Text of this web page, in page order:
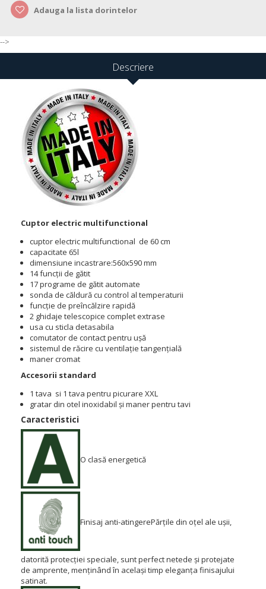
Adauga la lista dorintelor
-->
Descriere
Cuptor electric multifunctional
cuptor electric multifunctional de 60 cm
capacitate 65l
dimensiune incastrare:560x590 mm
14 funcții de gătit
17 programe de gătit automate
sonda de căldură cu control al temperaturii
funcție de preîncălzire rapidă
2 ghidaje telescopice complet extrase
usa cu sticla detasabila
comutator de contact pentru ușă
sistemul de răcire cu ventilație tangențială
maner cromat
Accesorii standard
1 tava si 1 tava pentru picurare XXL
gratar din otel inoxidabil și maner pentru tavi
Caracteristici
O clasă energetică
Finisaj anti-atingerePărțile din oțel ale ușii,
datorită protecției speciale, sunt perfect netede și protejate
de amprente, menținând în același timp eleganța finisajului
satinat.